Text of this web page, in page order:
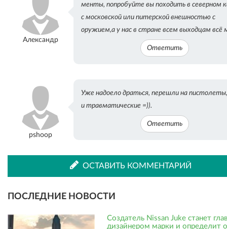
Александр
менты, попробуйте вы походить в северном
с московской или питерской внешностью с
оружием,а у нас в стране всем выходцам всё
Ответить
pshoop
Уже надоело драться, перешли на
и травматические =)).
Ответить
ОСТАВИТЬ КОММЕНТАРИЙ
ПОСЛЕДНИЕ НОВОСТИ
Создатель Nissan Juke станет
дизайнером марки и определит